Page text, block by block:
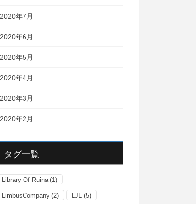
2020年7月
2020年6月
2020年5月
2020年4月
2020年3月
2020年2月
タグ一覧
Library Of Ruina (1)
LimbusCompany (2) LJL (5)